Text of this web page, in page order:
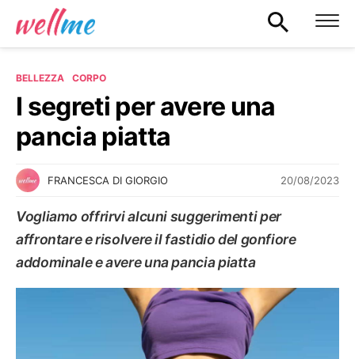
BELLEZZA CORPO
I segreti per avere una
pancia piatta
FRANCESCA DI GIORGIO 20/08/2023
Vogliamo offrirvi alcuni suggerimenti per
affrontare e risolvere il fastidio del gonfiore
addominale e avere una pancia piatta